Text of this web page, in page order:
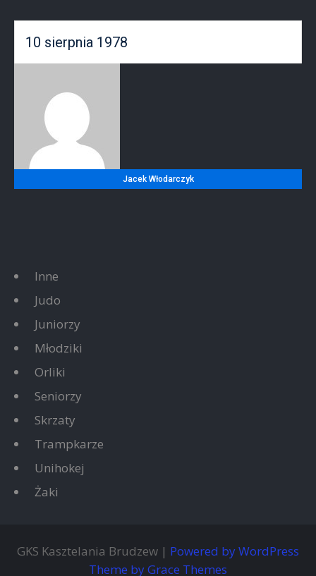
10 sierpnia 1978
Jacek Włodarczyk
Inne
Judo
Juniorzy
Młodziki
Orliki
Seniorzy
Skrzaty
Trampkarze
Unihokej
Żaki
GKS Kasztelania Brudzew | Powered by WordPress
Theme by Grace Themes